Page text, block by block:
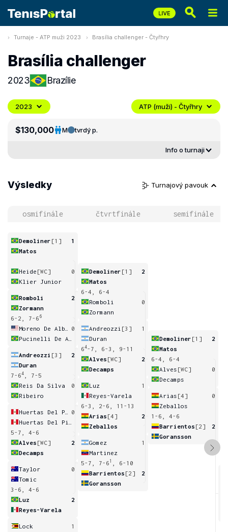
Turnaje - ATP muži 2023 Brasília challenger - Čtyřhry
Brasília challenger
2023 Brazílie
2023 ATP (muži) - Čtyřhry
$130,000 M tvrdý p.
Info o turnaji
Výsledky Turnajový pavouk
osmifinále čtvrtfinále semifinále
Demoliner [1]
1
Matos
Heide [WC]
0
Klier Junior
Romboli
2
Zormann
6-2, 7-6 6
0
Andreozzi [3]
2
Duran
7-64
, 7-5
Reis Da Silva
0
Ribeiro
0
5-7, 4-6
Alves [WC]
2
Decamps
Taylor
0
Tomic
3-6, 4-6
Luz
2
Reyes-Varela
Lock
1
Demoliner [1]
2
Matos
6-4, 6-4
Romboli
0
Zormann
Andreozzi [3]
1
Duran
64-7, 6-3, 9-11
Alves [WC]
2
Decamps
Luz
1
Reyes-Varela
6-3, 2-6, 11-13
Arias [4]
2
Zeballos
Gomez
1
Martinez
5-7, 7-6 1
, 6-10
Barrientos [2]
2
Goransson
Demoliner [1]
2
Matos
6-4, 6-4
Alves [WC]
0
Decamps
Arias [4]
0
Zeballos
1-6, 4-6
Barrientos [2]
2
Goransson